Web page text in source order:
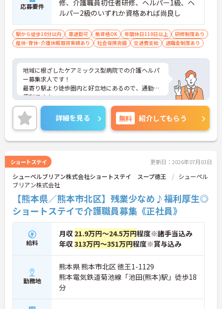
応募要件
修、介護職員初任者研修、ヘルパー1級、ヘ
ルパー2級のいずれか資格あれば尚良し
駅から徒歩10分以内 車通勤可 無資格OK 年間休日110日以上
研修制度あり
産休･育休･介護休暇取得実績あり
社会保険完備 交通費支給 退職金制度あり
地域に根ざしたケアミックス型病院での介護ヘルパ
ー募集求人です！
最寄り駅より徒歩圏内と好立地にあるので、通勤に
便利です♪
また、育児休暇制度や利用可能な託児所があり、お
子様のいらっしゃる方でも安心して働けます◎
ご興味ある方には、面接のポイントなど、さらに詳
細をお話致しますのでお気軽にご相談ください。
詳細を見る 無料 紹介してもらう
ショートステイ 更新日：2026年07月03日
シューペルブリアン株式会社ショートステイ スープ徳王
シューペル
ブリアン株式会社
【熊本県／熊本市北区】残業少なめ♪福利厚生◎
ショートステイで介護職員募集《正社員》
給料
月収 21.9万円～24.5万円程度※諸手当込み
年収313万円～351万円程度※賞与込み
勤務地
熊本県 熊本市北区 徳王1-1129
熊本電気鉄道菊池線「池田(熊本)駅」徒歩18
分